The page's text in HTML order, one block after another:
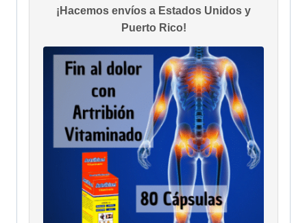
¡Hacemos envíos a Estados Unidos y
Puerto Rico!